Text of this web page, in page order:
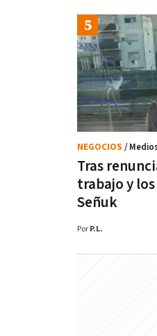
Tras
trabajo y
Señuk
NEGOCIOS /
Por P.L.